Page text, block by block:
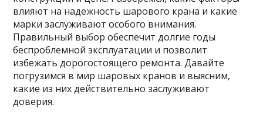
влияют на надежность шарового крана и какие
марки заслуживают особого внимания.
Правильный выбор обеспечит долгие годы
беспроблемной эксплуатации и позволит
избежать дорогостоящего ремонта. Давайте
погрузимся в мир шаровых кранов и выясним,
какие из них действительно заслуживают
доверия.